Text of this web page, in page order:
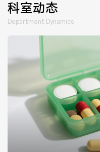
医院布局
出/入院服务
意见建议
院内新闻
科室动态
Department Dynamics